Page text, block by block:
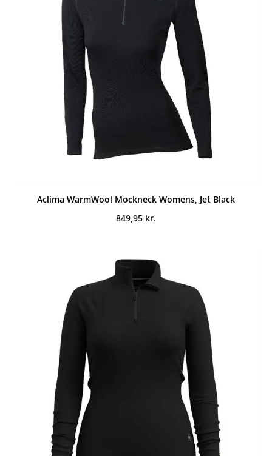
Aclima WarmWool Mockneck Womens, Jet Black
849,95 kr.